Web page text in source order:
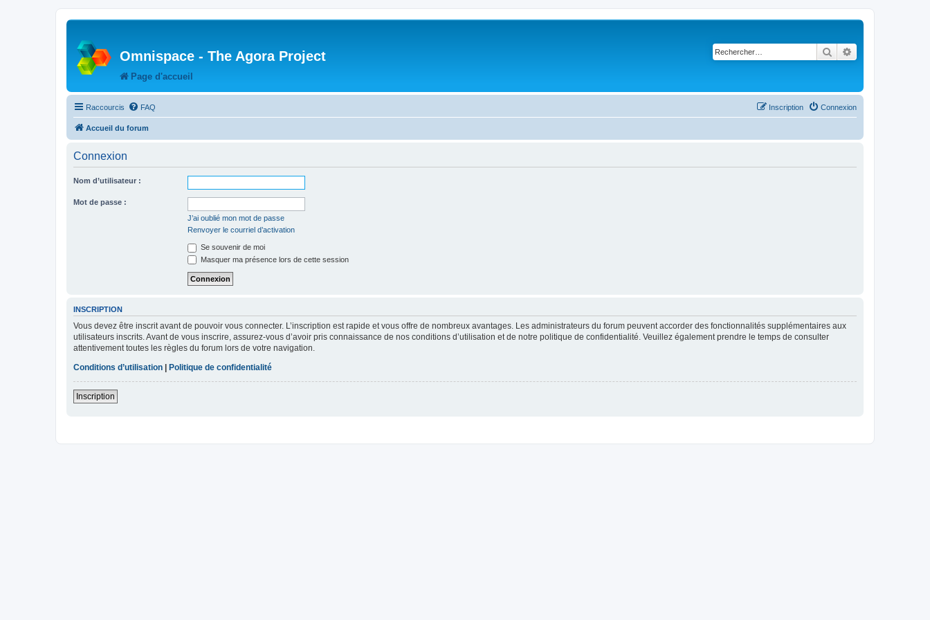
Omnispace - The Agora Project
Page d'accueil
Rechercher
Raccourcis FAQ Connexion
Inscription
Accueil du forum
Connexion
Nom d’utilisateur :
Mot de passe :
J’ai oublié mon mot de passe
Renvoyer le courriel d’activation
Se souvenir de moi
Masquer ma présence lors de cette session
INSCRIPTION
Vous devez être inscrit avant de pouvoir vous connecter. L’inscription est rapide et vous offre de nombreux avantages. Les administrateurs du forum peuvent accorder des fonctionnalités supplémentaires aux
utilisateurs inscrits. Avant de vous inscrire, assurez-vous d’avoir pris connaissance de nos conditions d’utilisation et de notre politique de confidentialité. Veuillez également prendre le temps de consulter
attentivement toutes les règles du forum lors de votre navigation.
Conditions d’utilisation | Politique de confidentialité
Inscription